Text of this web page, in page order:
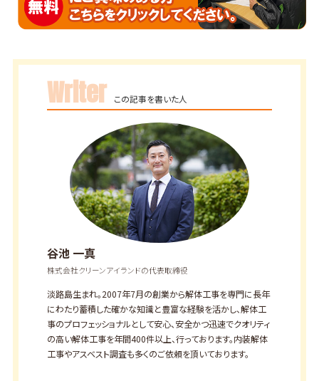
Writer この記事を書いた人
谷池 一真
株式会社クリーンアイランドの代表取締役
淡路島生まれ。2007年7月の創業から解体工事を専門に長年
にわたり蓄積した確かな知識と豊富な経験を活かし、解体工
事のプロフェッショナルとして安心、安全かつ迅速でクオリティ
の高い解体工事を年間400件以上、行っております。内装解体
工事やアスベスト調査も多くのご依頼を頂いております。